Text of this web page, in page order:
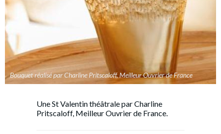
Bouquet réalisé par Charline Pritscaloff, Meilleur Ouvrier de France
Une St Valentin théâtrale par Charline
Pritscaloff, Meilleur Ouvrier de France.